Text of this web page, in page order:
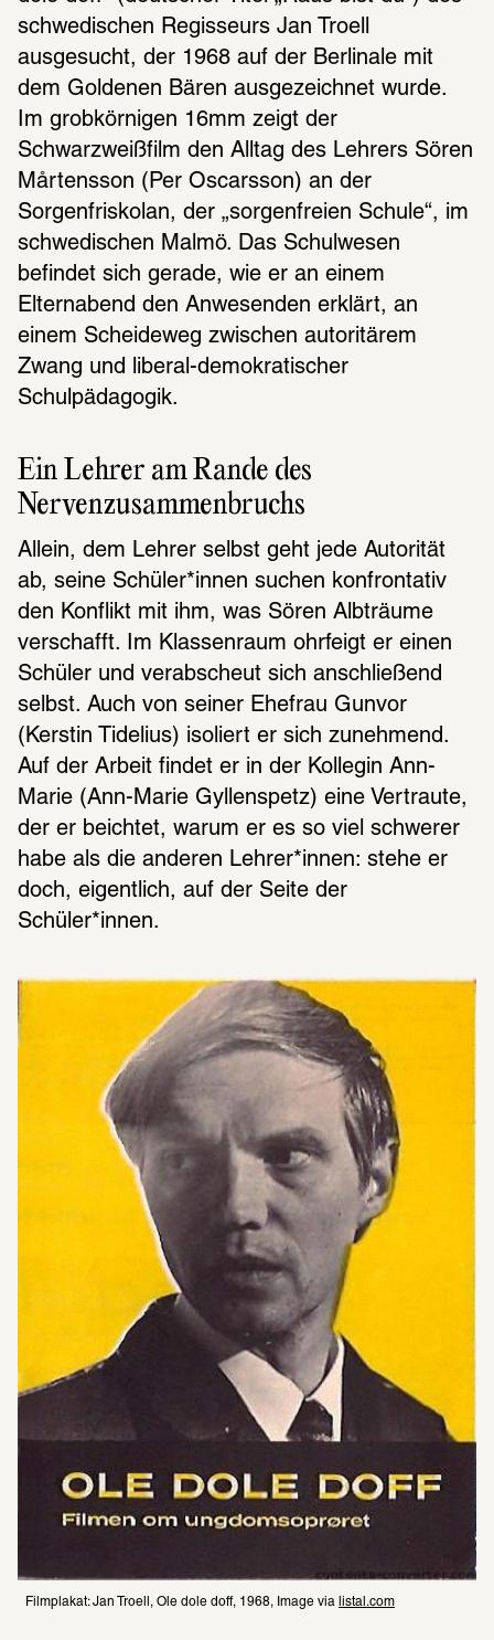
schwedischen Regisseurs Jan Troell
ausgesucht, der 1968 auf der Berlinale mit
dem Goldenen Bären ausgezeichnet wurde.
Im grobkörnigen 16mm zeigt der
Schwarzweißfilm den Alltag des Lehrers Sören
Mårtensson (Per Oscarsson) an der
Sorgenfriskolan, der „sorgenfreien Schule“, im
schwedischen Malmö. Das Schulwesen
befindet sich gerade, wie er an einem
Elternabend den Anwesenden erklärt, an
einem Scheideweg zwischen autoritärem
Zwang und liberal-demokratischer
Schulpädagogik.
Ein Lehrer am Rande des
Nervenzusammenbruchs
Allein, dem Lehrer selbst geht jede Autorität
ab, seine Schüler*innen suchen konfrontativ
den Konflikt mit ihm, was Sören Albträume
verschafft. Im Klassenraum ohrfeigt er einen
Schüler und verabscheut sich anschließend
selbst. Auch von seiner Ehefrau Gunvor
(Kerstin Tidelius) isoliert er sich zunehmend.
Auf der Arbeit findet er in der Kollegin Ann-
Marie (Ann-Marie Gyllenspetz) eine Vertraute,
der er beichtet, warum er es so viel schwerer
habe als die anderen Lehrer*innen: stehe er
doch, eigentlich, auf der Seite der
Schüler*innen.
Filmplakat: Jan Troell, Ole dole doff, 1968, Image via listal.com